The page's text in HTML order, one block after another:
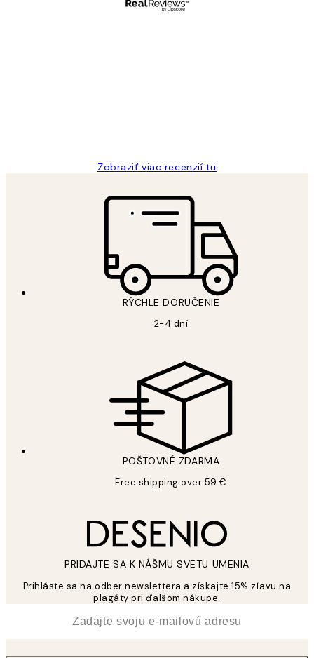
Zobraziť viac recenzií tu
RÝCHLE DORUČENIE
2-4 dní
POŠTOVNÉ ZDARMA
Free shipping over 59 €
PRIDAJTE SA K NÁŠMU SVETU UMENIA
Prihláste sa na odber newslettera a získajte 15% zľavu na
plagáty pri ďalšom nákupe.